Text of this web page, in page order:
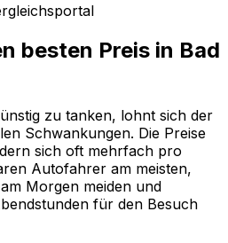
besten Preis in Bad
zu tanken, lohnt sich der
Schwankungen. Die Preise
sich oft mehrfach pro
Autofahrer am meisten,
Morgen meiden und
für den Besuch